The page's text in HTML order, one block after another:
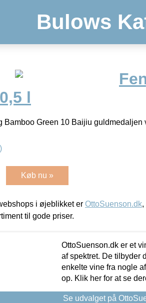
Bulows
l
Bamboo Green 10 Baijiu
Køb nu »
i øjeblikket er OttoSuenson.dk,
til gode priser.
OttoSuenson.dk er et
af spektret. De tilbyder
enkelte vine fra nogle
op. Klik her for at se
Se udvalget på